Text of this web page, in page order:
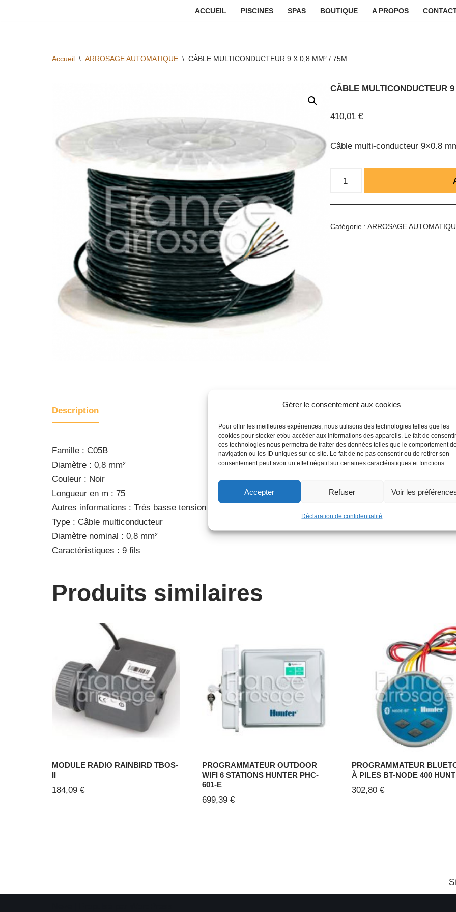
Gérer le consentement aux cookies
Pour offrir les meilleures expériences, nous utilisons des technologies telles que les
cookies pour stocker et/ou accéder aux informations des appareils. Le fait de
ces technologies nous permettra de traiter des données telles que le comportement
navigation ou les ID uniques sur ce site. Le fait de ne pas consentir ou de retirer son
consentement peut avoir un effet négatif sur certaines caractéristiques et fonctions.
Accepter Refuser Voir les
Déclaration de confidentialité
ACCUEIL PISCINES SPAS BOUTIQUE A PROPOS
Accueil \ ARROSAGE AUTOMATIQUE \ CÂBLE MULTICONDUCTEUR 9 X 0,8 MM² / 75M
CÂBLE MULTICONDUCTEUR
410,01€
Câble multi-conducteur 9×0.8
Catégorie :ARROSAGE
Description
Famille : C05B
Diamètre : 0,8 mm²
Couleur : Noir
Longueur en m : 75
Autres informations : Très basse tension (<30V)
Type : Câble multiconducteur
Diamètre nominal : 0,8 mm²
Caractéristiques : 9 fils
Produits similaires
MODULE RADIO RAINBIRD TBOS-
II
184,09 €
PROGRAMMATEUR OUTDOOR
WIFI 6 STATIONS HUNTER PHC-
601-E
699,39 €
PROGRAMMATEUR
À PILES BT-NODE 400
302,80€